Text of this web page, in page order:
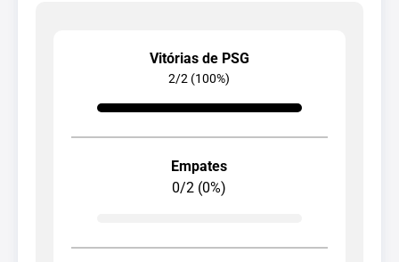
Vitórias de PSG
2/2 (100%)
Empates
0/2 (0%)